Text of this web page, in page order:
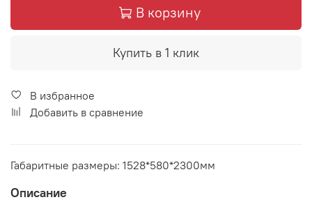
В корзину
Купить в 1 клик
В избранное
Добавить в сравнение
Габаритные размеры: 1528*580*2300мм
Описание